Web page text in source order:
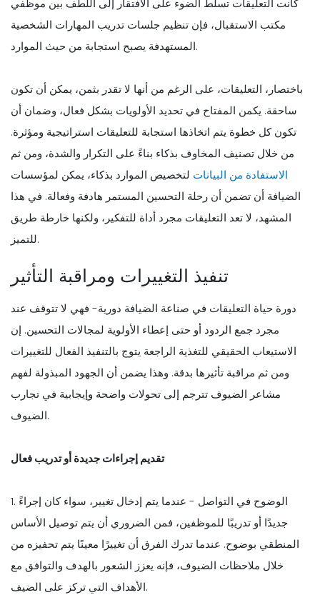
كانت التعليقات تسلط الضوء على الافتقار إلى اللطف بين موظفي
مكتب الاستقبال، فإن تنظيم جلسات تدريب المهارات الشخصية
المستهدفة يصبح استجابة من حيث الموارد.
باختصار، التعليقات، على الرغم من أنها لا تقدر بثمن، يمكن أن تكون
ساحقة. يكمن المفتاح في تحديد الأولويات بشكل فعال، وضمان أن
تكون كل خطوة يتم اتخاذها استجابة للتعليقات استراتيجية ومؤثرة.
من خلال تصنيف المخاوف بذكاء بناءً على التكرار والشدة، ومن ثم
الاستفادة من البيانات لتخصيص الموارد بذكاء، يمكن لمؤسسات
الضيافة أن تضمن أن رحلة التحسين المستمر هادفة وفعالة. في هذا
المشهد، لا تعد التعليقات مجرد أداة للتفكير، ولكنها خارطة طريق
للتميز.
تنفيذ التغييرات ومراقبة التأثير
دورة حياة التعليقات في صناعة الضيافة دورية- فهي لا تتوقف عند
مجرد جمع الردود أو حتى إعطاء الأولوية لمجالات التحسين. إن
الاستيعاب الحقيقي للتغذية الراجعة يتوج بالتنفيذ الفعال للتغييرات
ومن ثم مراقبة تأثيرها بدقة. وهذا يضمن أن الجهود المبذولة لفهم
مشاعر الضيوف تترجم إلى تحولات واضحة وإيجابية في تجارب
الضيوف.
تقديم إجراءات جديدة أو تدريب فعال
1. الوضوح في التواصل - عندما يتم إدخال تغيير، سواء كان إجراءً
جديدًا أو تدريبًا للموظفين، فمن الضروري أن يتم توصيل الأساس
المنطقي بوضوح. عندما تدرك الفرق أن تغييرًا معينًا يتم تحفيزه من
خلال ملاحظات الضيوف، فإنه يعزز الشعور بالهدف والتوافق مع
الأهداف التي تركز على الضيف.